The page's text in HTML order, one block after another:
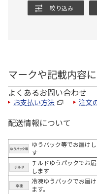
絞り込み
マークや記載内容
よくあるお問い合わせ
お支払い方法 注文
配送情報について
ゆうパック等でお届け
す
チルドゆうパックでお
します
冷凍ゆうパックでお届
ます。